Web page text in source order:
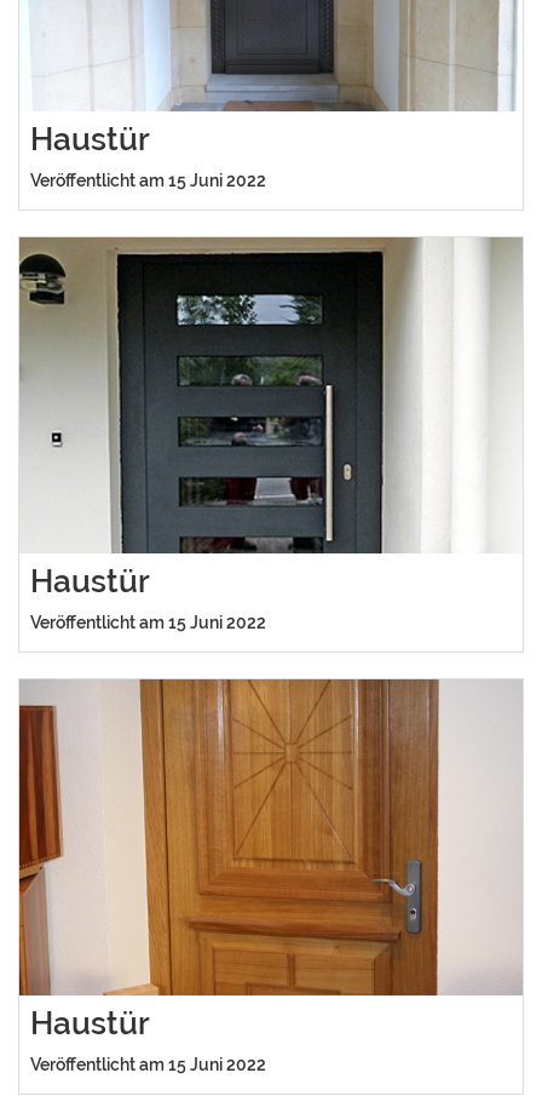
Haustür
Veröffentlicht am 15 Juni 2022
Haustür
Veröffentlicht am 15 Juni 2022
Haustür
Veröffentlicht am 15 Juni 2022